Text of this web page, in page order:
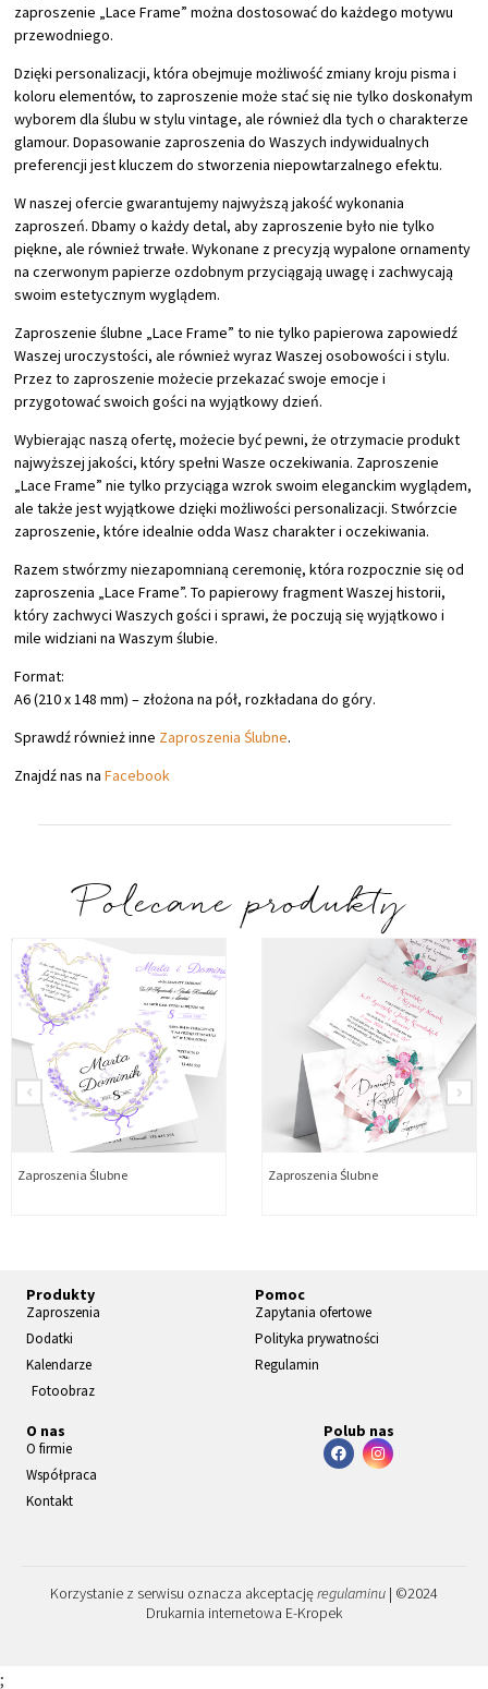
zaproszenie „Lace Frame” można dostosować do każdego motywu
przewodniego.
Dzięki personalizacji, która obejmuje możliwość zmiany kroju pisma i
koloru elementów, to zaproszenie może stać się nie tylko doskonałym
wyborem dla ślubu w stylu vintage, ale również dla tych o charakterze
glamour. Dopasowanie zaproszenia do Waszych indywidualnych
preferencji jest kluczem do stworzenia niepowtarzalnego efektu.
W naszej ofercie gwarantujemy najwyższą jakość wykonania
zaproszeń. Dbamy o każdy detal, aby zaproszenie było nie tylko
piękne, ale również trwałe. Wykonane z precyzją wypalone ornamenty
na czerwonym papierze ozdobnym przyciągają uwagę i zachwycają
swoim estetycznym wyglądem.
Zaproszenie ślubne „Lace Frame” to nie tylko papierowa zapowiedź
Waszej uroczystości, ale również wyraz Waszej osobowości i stylu.
Przez to zaproszenie możecie przekazać swoje emocje i
przygotować swoich gości na wyjątkowy dzień.
Wybierając naszą ofertę, możecie być pewni, że otrzymacie produkt
najwyższej jakości, który spełni Wasze oczekiwania. Zaproszenie
„Lace Frame” nie tylko przyciąga wzrok swoim eleganckim wyglądem,
ale także jest wyjątkowe dzięki możliwości personalizacji. Stwórzcie
zaproszenie, które idealnie odda Wasz charakter i oczekiwania.
Razem stwórzmy niezapomnianą ceremonię, która rozpocznie się od
zaproszenia „Lace Frame”. To papierowy fragment Waszej historii,
który zachwyci Waszych gości i sprawi, że poczują się wyjątkowo i
mile widziani na Waszym ślubie.
Format:
A6 (210 x 148 mm) – złożona na pół, rozkładana do góry.
Sprawdź również inne Zaproszenia Ślubne.
Znajdź nas naFacebook
Polecane produkty
Zaproszenia Ślubne Zaproszenia Ślubne
Produkty
Zaproszenia
Dodatki
Kalendarze
Fotoobraz
Pomoc
Zapytania ofertowe
Polityka prywatności
Regulamin
O nas
O firmie
Współpraca
Kontakt
Polub nas
Korzystanie z serwisu oznacza akceptacjęregulaminu | ©2024
Drukarnia internetowa E-Kropek
;